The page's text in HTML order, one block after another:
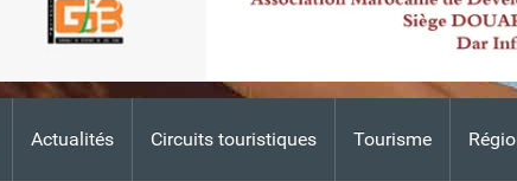
Actualités Circuits touristiques Tourisme